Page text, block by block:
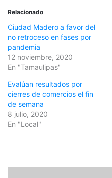
Relacionado
Ciudad Madero a favor del
no retroceso en fases por
pandemia
12 noviembre, 2020
En "Tamaulipas"
Evalúan resultados por
cierres de comercios el fin
de semana
8 julio, 2020
En "Local"